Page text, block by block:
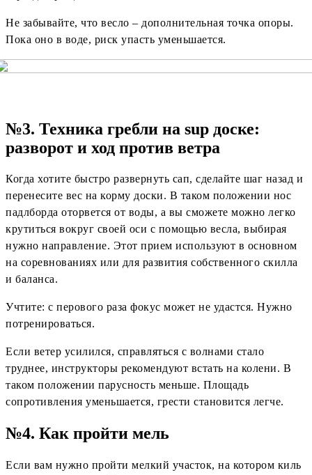
Не забывайте, что весло – дополнительная точка опоры.
Пока оно в воде, риск упасть уменьшается.
№3. Техника гребли на sup доске:
разворот и ход против ветра
Когда хотите быстро развернуть сап, сделайте шаг назад и
перенесите вес на корму доски. В таком положении нос
падлборда оторвется от воды, а вы сможете можно легко
крутиться вокруг своей оси с помощью весла, выбирая
нужно направление. Этот прием используют в основном
на соревнованиях или для развития собственного скилла
и баланса.
Учтите: с перового раза фокус может не удастся. Нужно
потренироваться.
Если ветер усилился, справляться с волнами стало
труднее, инструкторы рекомендуют встать на колени. В
таком положении парусность меньше. Площадь
сопротивления уменьшается, грести становится легче.
№4. Как пройти мель
Если вам нужно пройти мелкий участок, на котором киль